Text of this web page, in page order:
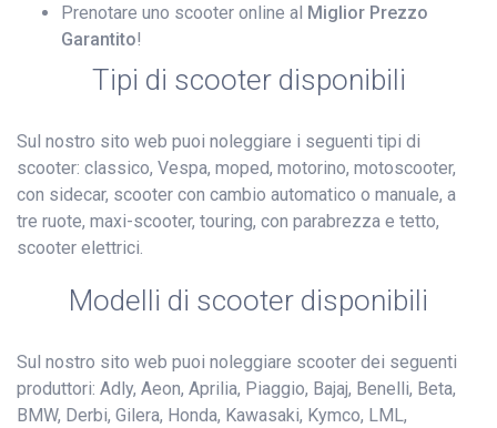
Prenotare uno scooter online al Miglior Prezzo
Garantito!
Tipi di scooter disponibili
Sul nostro sito web puoi noleggiare i seguenti tipi di
scooter: classico, Vespa, moped, motorino, motoscooter,
con sidecar, scooter con cambio automatico o manuale, a
tre ruote, maxi-scooter, touring, con parabrezza e tetto,
scooter elettrici.
Modelli di scooter disponibili
Sul nostro sito web puoi noleggiare scooter dei seguenti
produttori: Adly, Aeon, Aprilia, Piaggio, Bajaj, Benelli, Beta,
BMW, Derbi, Gilera, Honda, Kawasaki, Kymco, LML,